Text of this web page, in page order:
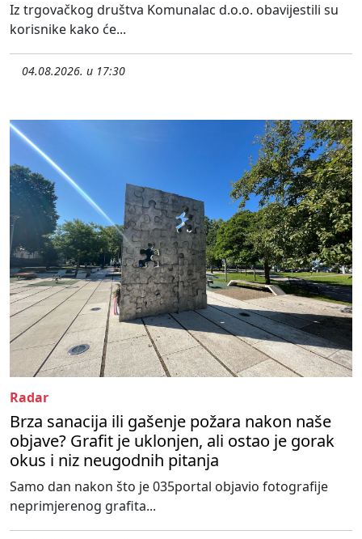
Iz trgovačkog društva Komunalac d.o.o. obavijestili su
korisnike kako će...
04.08.2026. u 17:30
Radar
Brza sanacija ili gašenje požara nakon naše
objave? Grafit je uklonjen, ali ostao je gorak
okus i niz neugodnih pitanja
Samo dan nakon što je 035portal objavio fotografije
neprimjerenog grafita...